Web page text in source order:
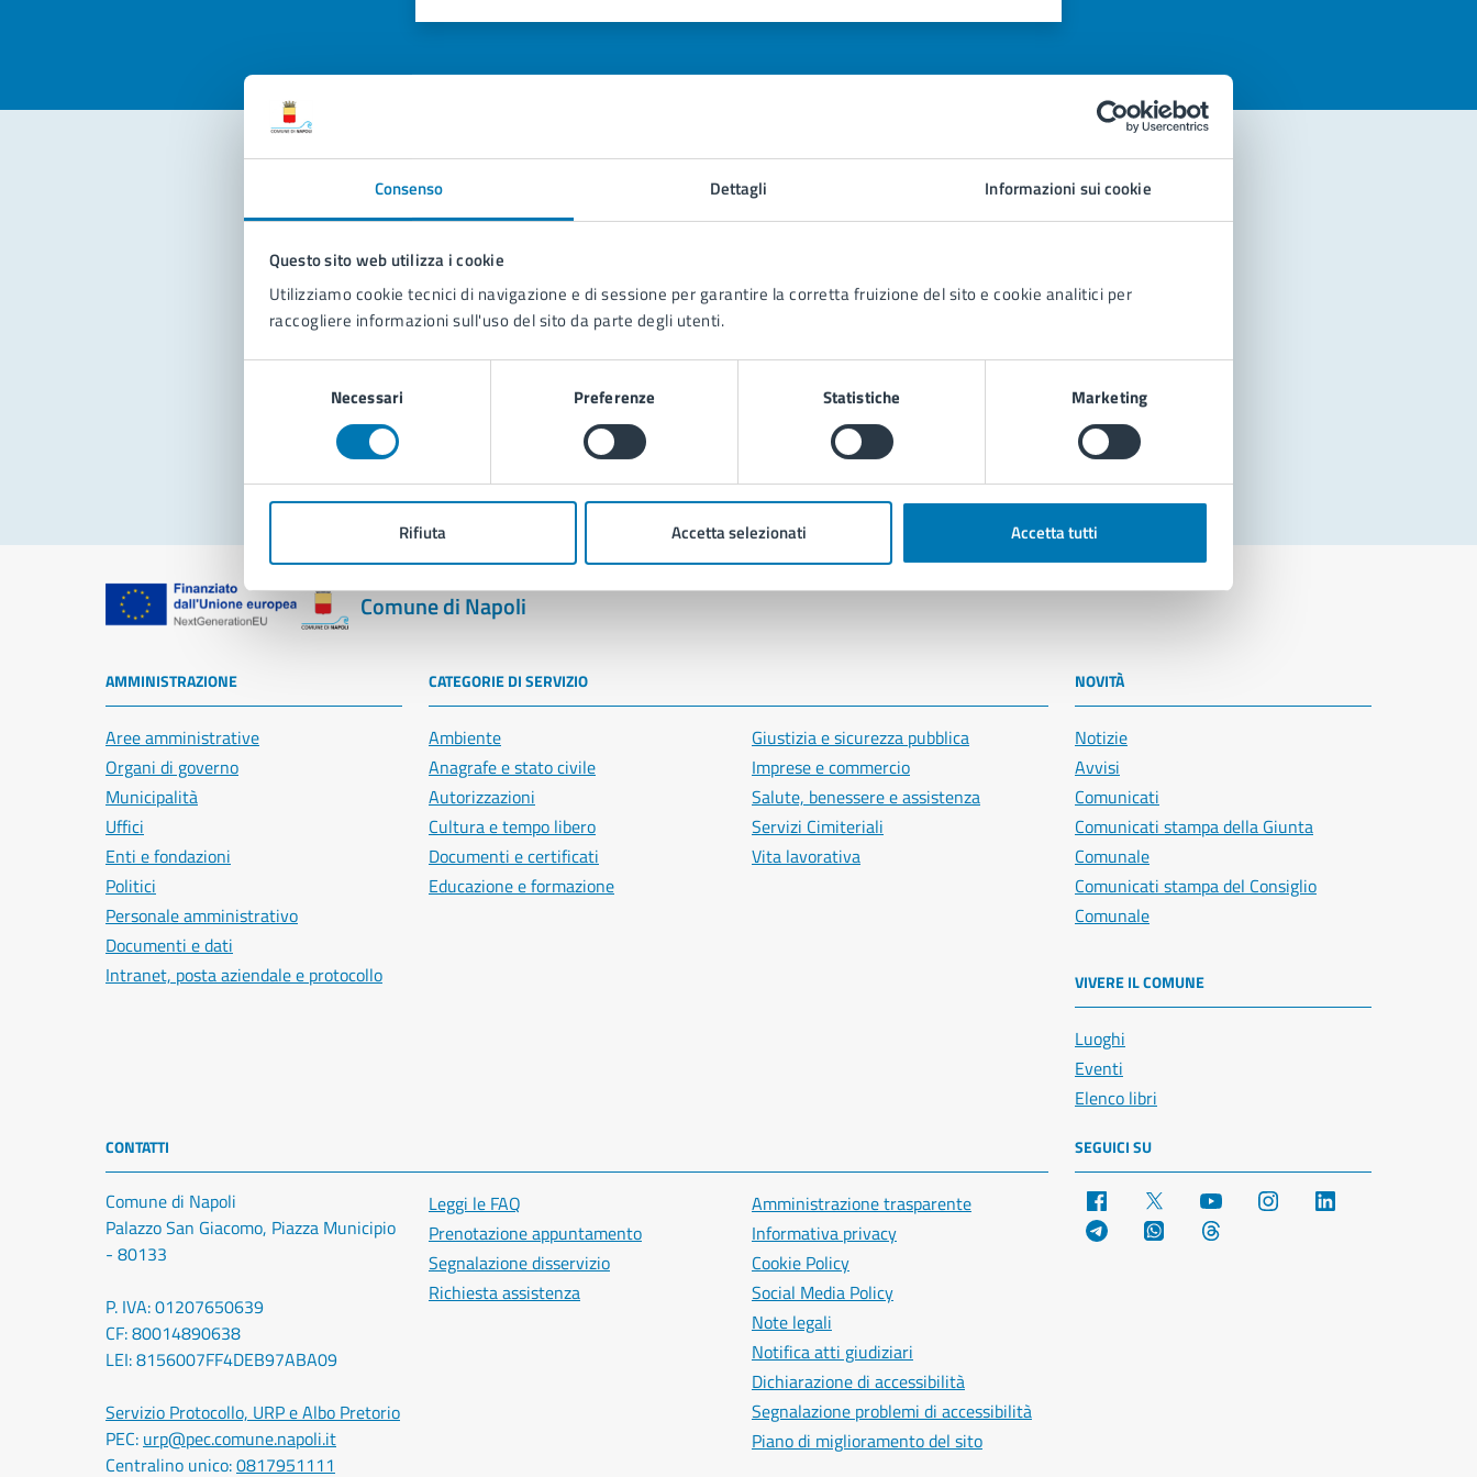
Consenso Dettagli Informazioni sui cookie
Questo sito web utilizza i cookie
Utilizziamo cookie tecnici di navigazione e di sessione per garantire la corretta fruizione del sito e cookie analitici per
raccogliere informazioni sull'uso del sito da parte degli utenti.
Necessari Preferenze Statistiche Marketing
Rifiuta Accetta selezionati Accetta tutti
Leggi le domande frequenti
Richiedi assistenza
Problemi in città
Segnala disservizio
Comune di Napoli
AMMINISTRAZIONE
Aree amministrative
Organi di governo
Municipalità
Uffici
Enti e fondazioni
Politici
Personale amministrativo
Documenti e dati
Intranet, posta aziendale e protocollo
CATEGORIE DI SERVIZIO
Ambiente
Anagrafe e stato civile
Autorizzazioni
Cultura e tempo libero
Documenti e certificati
Educazione e formazione
Giustizia e sicurezza pubblica
Imprese e commercio
Salute, benessere e assistenza
Servizi Cimiteriali
Vita lavorativa
NOVITÀ
Notizie
Avvisi
Comunicati
Comunicati stampa della Giunta
Comunale
Comunicati stampa del Consiglio
Comunale
VIVERE IL COMUNE
Luoghi
Eventi
Elenco libri
CONTATTI
Comune di Napoli
Palazzo San Giacomo, Piazza Municipio
- 80133
P. IVA: 01207650639
CF: 80014890638
LEI: 8156007FF4DEB97ABA09
Servizio Protocollo, URP e Albo Pretorio
PEC: urp@pec.comune.napoli.it
Centralino unico:0817951111
Leggi le FAQ
Prenotazione appuntamento
Segnalazione disservizio
Richiesta assistenza
Amministrazione trasparente
Informativa privacy
Cookie Policy
Social Media Policy
Note legali
Notifica atti giudiziari
Dichiarazione di accessibilità
Segnalazione problemi di accessibilità
Piano di miglioramento del sito
SEGUICI SU
Facebook YouTube Instagram
Telegram WhatsApp